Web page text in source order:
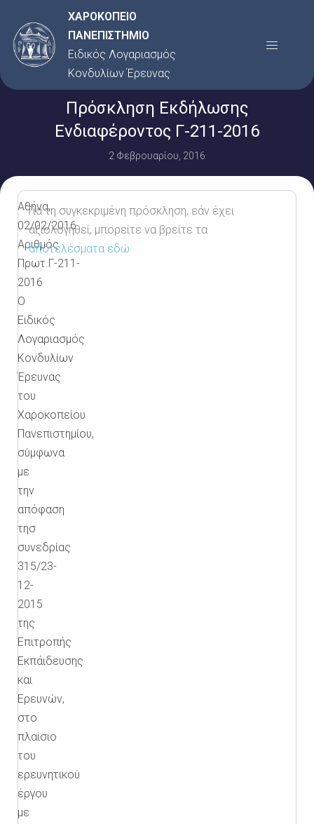
στο
περιεχόμενο
ΧΑΡΟΚΟΠΕΙΟ
ΠΑΝΕΠΙΣΤΗΜΙΟ
Ειδικός Λογαριασμός
Κονδυλίων Έρευνας
Menu
Πρόσκληση Εκδήλωσης
Ενδιαφέροντος Γ-211-2016
2 Φεβρουαρίου, 2016
Αθήνα,
02/02/2016
Αριθμός
Πρωτ.Γ-211-
2016
Ο
Ειδικός
Λογαριασμός
Κονδυλίων
Έρευνας
του
Χαροκοπείου
Πανεπιστημίου,
σύμφωνα
με
την
απόφαση
τησ
συνεδρίας
315/23-
12-
2015
της
Επιτροπής
Εκπάιδευσης
και
Ερευνών,
στο
πλαίσιο
του
ερευνητικού
έργου
με
Για τη συγκεκριμένη πρόσκληση, εάν έχει
αξιολογηθεί, μπορείτε να βρείτε τα
αποτελέσματα εδώ